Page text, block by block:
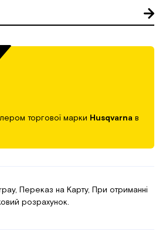
торгової марки Husqvarna в
Переказ на Карту, При отриманні
розрахунок.